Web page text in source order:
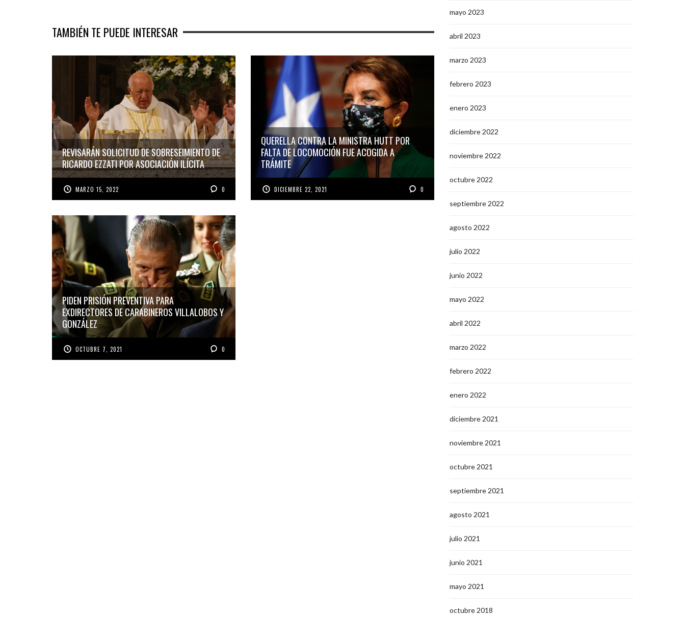
TAMBIÉN TE PUEDE INTERESAR
REVISARÁN SOLICITUD DE SOBRESEIMIENTO DE
RICARDO EZZATI POR ASOCIACIÓN ILÍCITA
MARZO 15, 2022 0
QUERELLA CONTRA LA MINISTRA HUTT POR
FALTA DE LOCOMOCIÓN FUE ACOGIDA A
TRÁMITE
DICIEMBRE 22, 2021 0
PIDEN PRISIÓN PREVENTIVA PARA
EXDIRECTORES DE CARABINEROS VILLALOBOS Y
GONZÁLEZ
OCTUBRE 7, 2021 0
mayo 2023
abril 2023
marzo 2023
febrero 2023
enero 2023
diciembre 2022
noviembre 2022
octubre 2022
septiembre 2022
agosto 2022
julio 2022
junio 2022
mayo 2022
abril 2022
marzo 2022
febrero 2022
enero 2022
diciembre 2021
noviembre 2021
octubre 2021
septiembre 2021
agosto 2021
julio 2021
junio 2021
mayo 2021
octubre 2018